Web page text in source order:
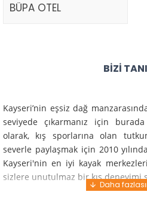
BÜPA OTEL
BIZI
Kayseri’nin eşsiz dağ
seviyede çıkarmanız için
olarak, kış sporlarına olan
severle paylaşmak için 2010
Kayseri'nin en iyi kayak
sizlere unutulmaz bir kış deneyimi